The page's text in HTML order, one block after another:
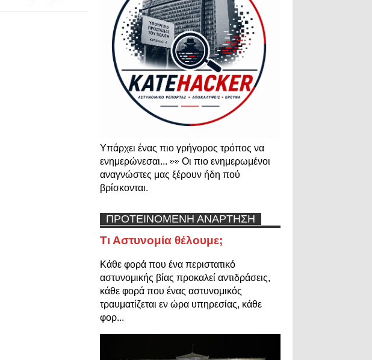
Υπάρχει ένας πιο γρήγορος τρόπος να
ενημερώνεσαι... 👀 Οι πιο ενημερωμένοι
αναγνώστες μας ξέρουν ήδη πού
βρίσκονται.
ΠΡΟΤΕΙΝΟΜΕΝΗ ΑΝΑΡΤΗΣΗ
Τι Αστυνομία θέλουμε;
Κάθε φορά που ένα περιστατικό
αστυνομικής βίας προκαλεί αντιδράσεις,
κάθε φορά που ένας αστυνομικός
τραυματίζεται εν ώρα υπηρεσίας, κάθε
φορ...